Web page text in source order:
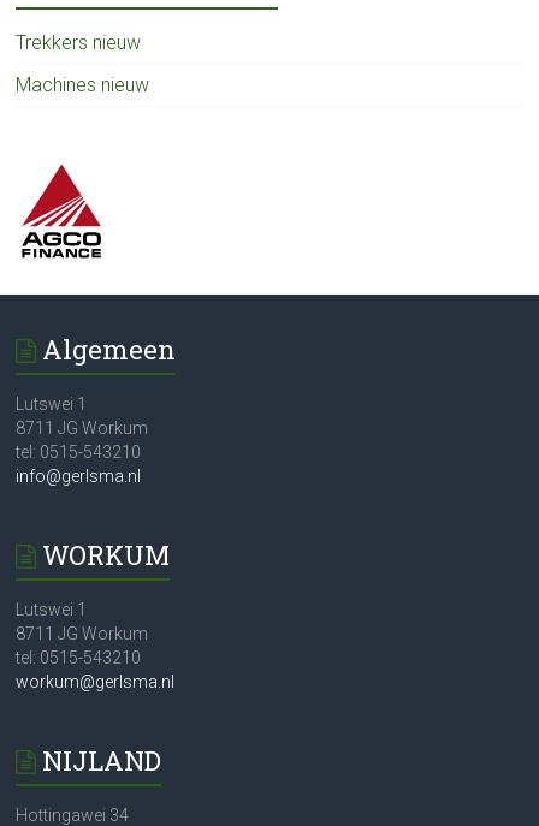
Trekkers nieuw
Machines nieuw
Algemeen
Lutswei 1
8711 JG Workum
tel: 0515-543210
info@gerlsma.nl
WORKUM
Lutswei 1
8711 JG Workum
tel: 0515-543210
workum@gerlsma.nl
NIJLAND
Hottingawei 34